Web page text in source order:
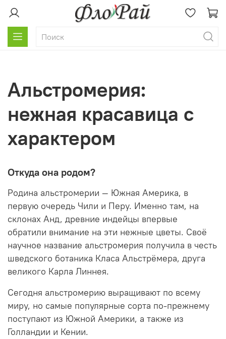
Альстромерия:
нежная красавица с
характером
Откуда она родом?
Родина альстромерии — Южная Америка, в
первую очередь Чили и Перу. Именно там, на
склонах Анд, древние индейцы впервые
обратили внимание на эти нежные цветы. Своё
научное название альстромерия получила в честь
шведского ботаника Класа Альстрёмера, друга
великого Карла Линнея.
Сегодня альстромерию выращивают по всему
миру, но самые популярные сорта по-прежнему
поступают из Южной Америки, а также из
Голландии и Кении.